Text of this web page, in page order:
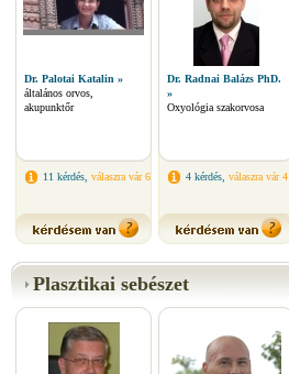
Dr. Palotai Katalin »
általános orvos,
akupunktőr
11 kérdés, válaszra vár 6
Dr. Radnai Balázs PhD.
»
Oxyológia szakorvosa
4 kérdés, válaszra vár 4
Plasztikai sebészet